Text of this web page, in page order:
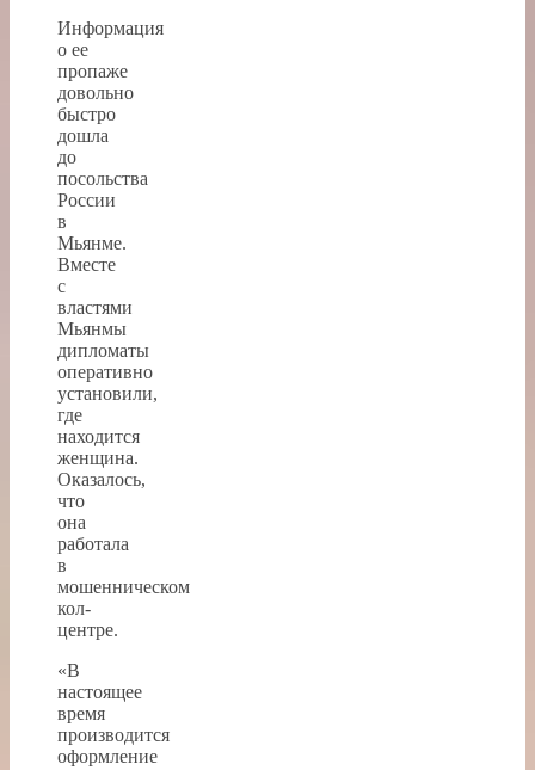
Информация
о ее
пропаже
довольно
быстро
дошла
до
посольства
России
в
Мьянме.
Вместе
с
властями
Мьянмы
дипломаты
оперативно
установили,
где
находится
женщина.
Оказалось,
что
она
работала
в
мошенническом
кол-
центре.
«В
настоящее
время
производится
оформление